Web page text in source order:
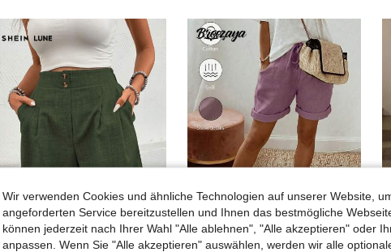
22 29
Wir verwenden Cookies und ähnliche Technologien auf unserer Website,
angeforderten Service bereitzustellen und Ihnen das bestmögliche
können jederzeit nach Ihrer Wahl "Alle ablehnen", "Alle akzeptieren" oder
anpassen. Wenn Sie "Alle akzeptieren" auswählen, werden wir alle